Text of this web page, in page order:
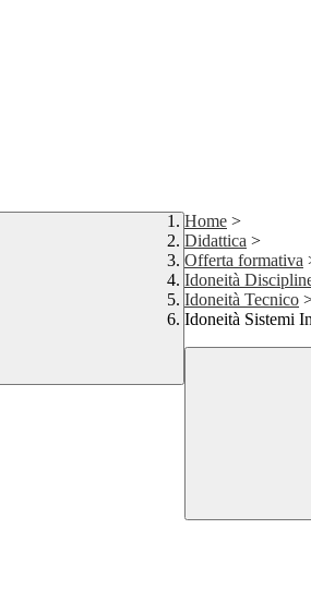
Home >
Didattica >
Offerta formativa
Idoneità
Idoneità Tecnico
Idoneità Sistemi